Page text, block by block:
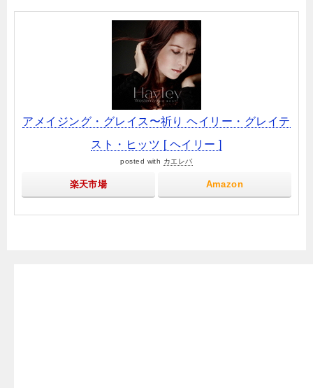
アメイジング・グレイス〜祈り ヘイリー・グレイテ
スト・ヒッツ [ ヘイリー ]
posted with カエレバ
楽天市場 Amazon